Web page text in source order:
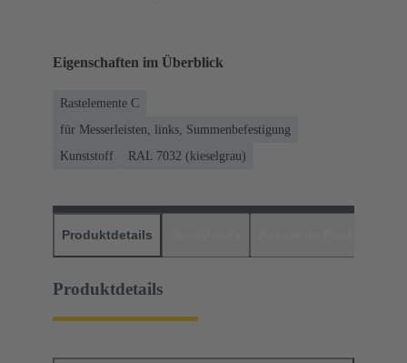
Eigenschaften im Überblick
Rastelemente C
für Messerleisten, links, Summenbefestigung
Kunststoff
RAL 7032 (kieselgrau)
Produktdetails
Produktdetails